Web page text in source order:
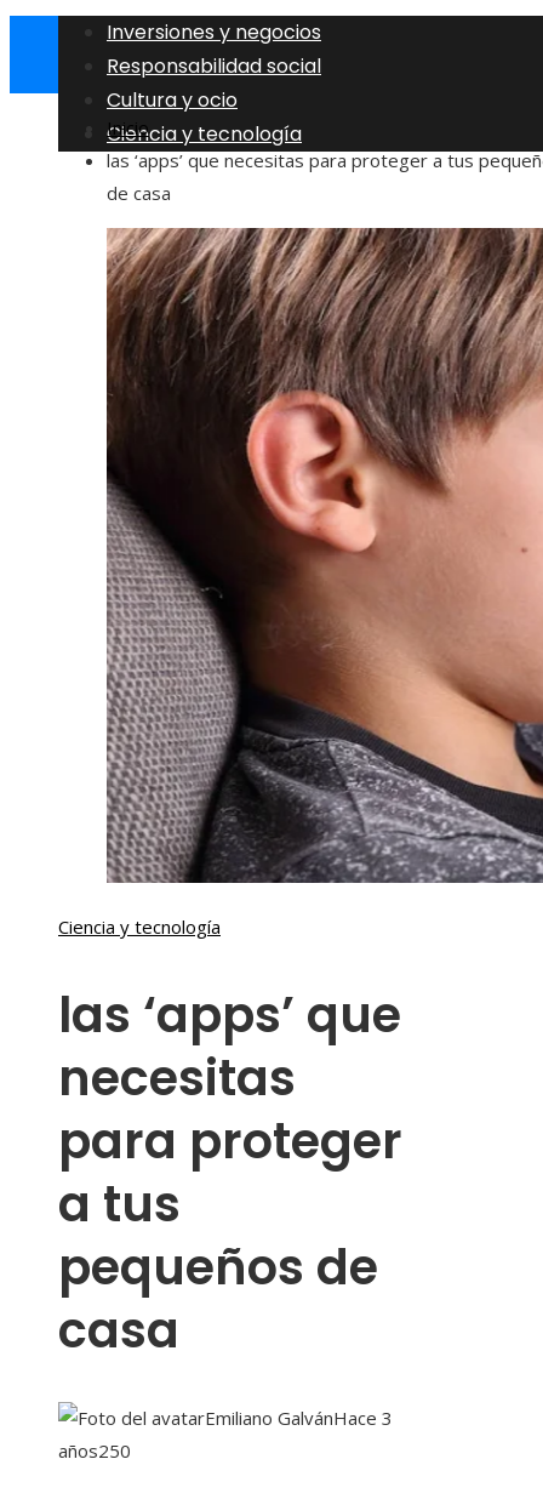
Inversiones y negocios
Responsabilidad social
Cultura y ocio
Ciencia y tecnología
Inicio
las ‘apps’ que necesitas para proteger a tus
de casa
Ciencia y tecnología
las ‘apps’ que
necesitas
para proteger
a tus
pequeños de
casa
Emiliano GalvánHace 3
años250